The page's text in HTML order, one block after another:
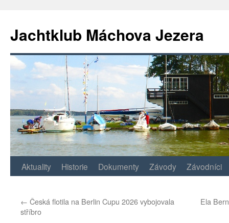
Jachtklub Máchova Jezera
Přejít
obsahu
Aktuality Historie Dokumenty Závody Závodníci
← Česká flotila na Berlin Cupu 2026 vybojovala
stříbro
Ela